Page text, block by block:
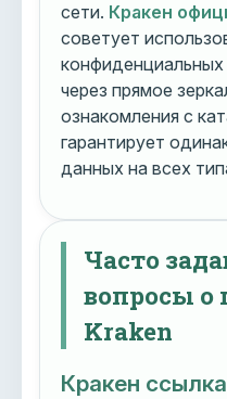
сети. Кракен
советует
конфиденциальных
через прямое
ознакомления с
гарантирует
данных на всех
Часто
вопросы о
Kraken
Кракен